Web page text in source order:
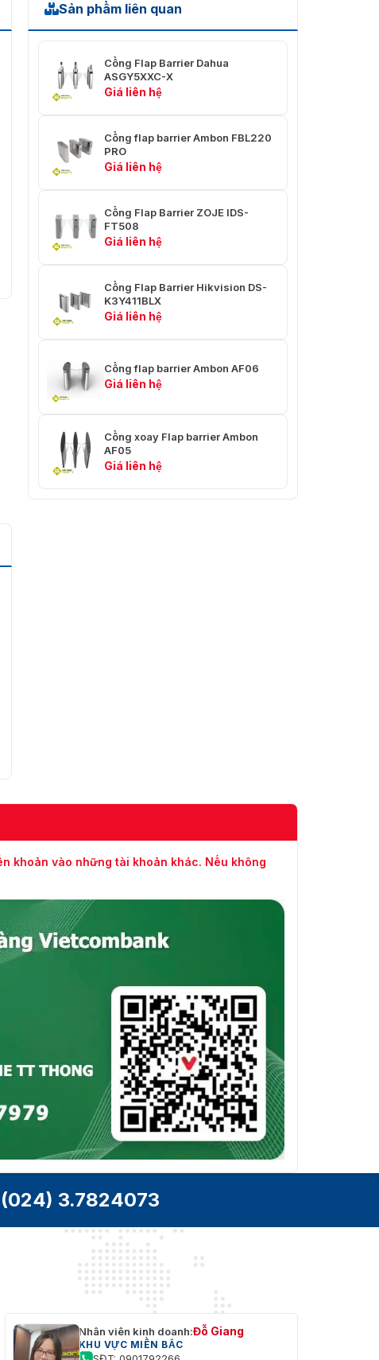
Vật liệu bệ đỡ
Tiêu thụ điện
năng
Chế độ chờ: 40 W Hoạt
động: 80 W Đỉnh: 130 W
đến 158 °F)
Độ ẩm làm
việc
10% đến 95% (Không
Mức độ bảo vệ IPX4
Không có gói: 1206 mm ×
Có gói: 1340 mm × 415
mm × 1090 mm (52,76" ×
16,34" × 161,02")
M12
Cân nặng
48,33 kg (106,55 lb) Tổng
kg (182,37 lb) Giữa: 93,10
Sản phẩm liên quan
Cổng Flap Barrier Dahua
ASGY5XXC-X
Giá liên hệ
Cổng flap barrier Ambon FBL220
PRO
Giá liên hệ
Cổng Flap Barrier ZOJE IDS-
FT508
Giá liên hệ
Cổng Flap Barrier Hikvision DS-
K3Y411BLX
Giá liên hệ
Cổng flap barrier Ambon AF06
Giá liên hệ
Cổng xoay Flap barrier Ambon
AF05
Giá liên hệ
khoản vào những tài khoản khác. Nếu không
(024) 3.7824073
Nhân viên kinh doanh:Đỗ Giang
KHU VỰC MIỀN BẮC